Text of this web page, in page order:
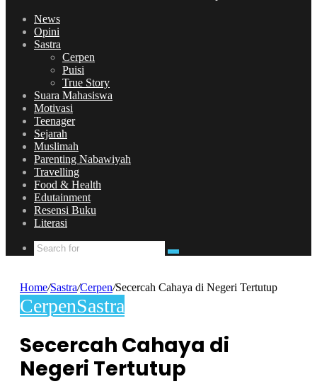
News
Opini
Sastra
Cerpen
Puisi
True Story
Suara Mahasiswa
Motivasi
Teenager
Sejarah
Muslimah
Parenting Nabawiyah
Travelling
Food & Health
Edutainment
Resensi Buku
Literasi
Search
Home/Sastra/Cerpen/Secercah Cahaya di Negeri Tertutup
CerpenSastra
Secercah Cahaya di
Negeri Tertutup